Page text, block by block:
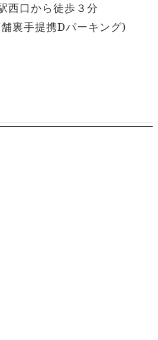
西口から徒歩３分
裏手提携Dパーキング)